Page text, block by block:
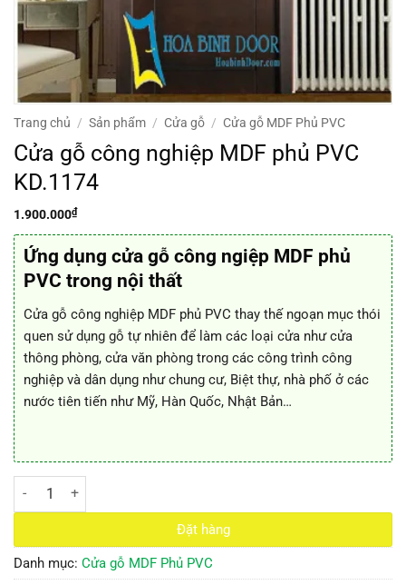
Trang chủ / Sản phẩm / Cửa gỗ / Cửa gỗ MDF Phủ PVC
Cửa gỗ công nghiệp MDF phủ PVC
KD.1174
1.900.000₫
Ứng dụng cửa gỗ công ngiệp MDF phủ
PVC trong nội thất
Cửa gỗ công nghiệp MDF phủ PVC thay thế ngoạn mục thói
quen sử dụng gỗ tự nhiên để làm các loại cửa như cửa
thông phòng, cửa văn phòng trong các công trình công
nghiệp và dân dụng như chung cư, Biệt thự, nhà phố ở các
nước tiên tiến như Mỹ, Hàn Quốc, Nhật Bản…
Cửa gỗ công nghiệp MDF phủ PVC KD.1174 số lượng
Đặt hàng
Danh mục: Cửa gỗ MDF Phủ PVC